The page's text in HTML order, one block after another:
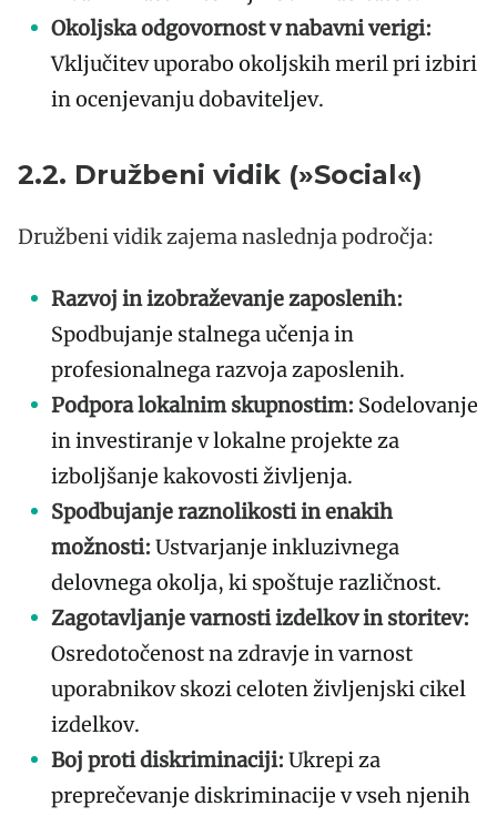
Okoljska odgovornost v nabavni verigi:
Vključitev uporabo okoljskih meril pri izbiri
in ocenjevanju dobaviteljev.
2.2. Družbeni vidik (»Social«)
Družbeni vidik zajema naslednja področja:
Razvoj in izobraževanje zaposlenih:
Spodbujanje stalnega učenja in
profesionalnega razvoja zaposlenih.
Podpora lokalnim skupnostim: Sodelovanje
in investiranje v lokalne projekte za
izboljšanje kakovosti življenja.
Spodbujanje raznolikosti in enakih
možnosti: Ustvarjanje inkluzivnega
delovnega okolja, ki spoštuje različnost.
Zagotavljanje varnosti izdelkov in storitev:
Osredotočenost na zdravje in varnost
uporabnikov skozi celoten življenjski cikel
izdelkov.
Boj proti diskriminaciji: Ukrepi za
preprečevanje diskriminacije v vseh njenih